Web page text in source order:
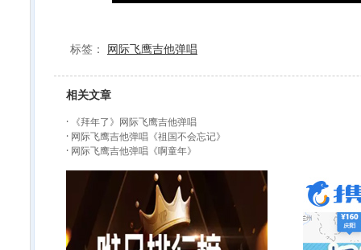
标签： 网际飞鹰吉他弹唱
相关文章
· 《拜年了》网际飞鹰吉他弹唱
· 网际飞鹰吉他弹唱《祖国不会忘记》
· 网际飞鹰吉他弹唱《啊童年》